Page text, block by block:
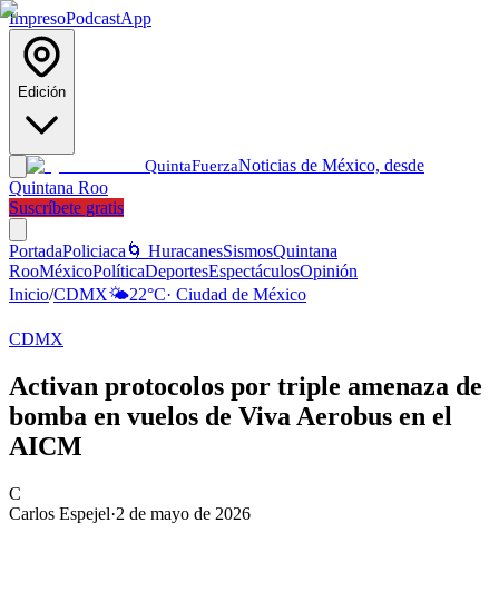
ImpresoPodcastApp
Edición
QuintaFuerzaNoticias de México, desde
Quintana Roo
Suscríbete gratis
PortadaPoliciaca 🌀 HuracanesSismosQuintana
RooMéxicoPolíticaDeportesEspectáculosOpinión
Inicio/CDMX🌤️22°C· Ciudad de México
CDMX
Activan protocolos por triple amenaza de
bomba en vuelos de Viva Aerobus en el
AICM
C
Carlos Espejel·2 de mayo de 2026